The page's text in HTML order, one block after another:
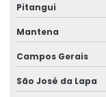
Pitangui
Mantena
Campos Gerais
São José da Lapa